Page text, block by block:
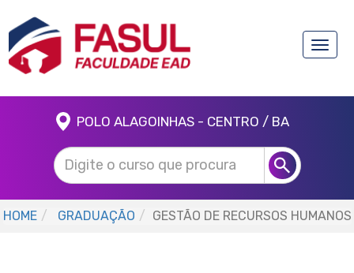
Toggle
POLO ALAGOINHAS - CENTRO / BA
HOME GRADUAÇÃO GESTÃO DE RECURSOS HUMANOS